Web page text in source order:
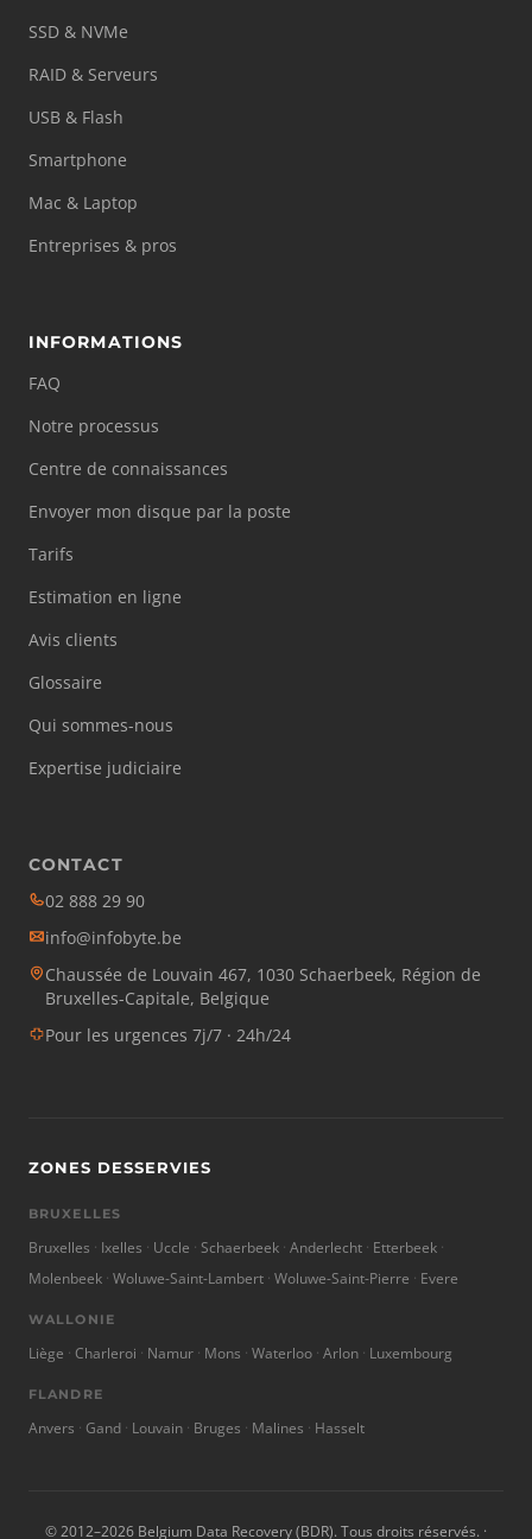
SSD & NVMe
RAID & Serveurs
USB & Flash
Smartphone
Mac & Laptop
Entreprises & pros
INFORMATIONS
FAQ
Notre processus
Centre de connaissances
Envoyer mon disque par la poste
Tarifs
Estimation en ligne
Avis clients
Glossaire
Qui sommes-nous
Expertise judiciaire
CONTACT
02 888 29 90
info@infobyte.be
Chaussée de Louvain 467, 1030 Schaerbeek, Région de
Bruxelles-Capitale, Belgique
Pour les urgences 7j/7 · 24h/24
ZONES DESSERVIES
BRUXELLES
Bruxelles Ixelles Uccle Schaerbeek Anderlecht Etterbeek
Molenbeek Woluwe-Saint-Lambert Woluwe-Saint-Pierre Evere
WALLONIE
Liège Charleroi Namur Mons Waterloo Arlon Luxembourg
FLANDRE
Anvers Gand Louvain Bruges Malines Hasselt
© 2012–2026 Belgium Data Recovery (BDR). Tous droits réservés. ·